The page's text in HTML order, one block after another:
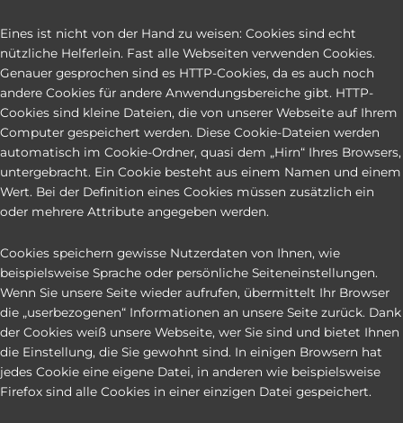
Eines ist nicht von der Hand zu weisen: Cookies sind echt
nützliche Helferlein. Fast alle Webseiten verwenden Cookies.
Genauer gesprochen sind es HTTP-Cookies, da es auch noch
andere Cookies für andere Anwendungsbereiche gibt. HTTP-
Cookies sind kleine Dateien, die von unserer Webseite auf Ihrem
Computer gespeichert werden. Diese Cookie-Dateien werden
automatisch im Cookie-Ordner, quasi dem „Hirn“ Ihres Browsers,
untergebracht. Ein Cookie besteht aus einem Namen und einem
Wert. Bei der Definition eines Cookies müssen zusätzlich ein
oder mehrere Attribute angegeben werden.
Cookies speichern gewisse Nutzerdaten von Ihnen, wie
beispielsweise Sprache oder persönliche Seiteneinstellungen.
Wenn Sie unsere Seite wieder aufrufen, übermittelt Ihr Browser
die „userbezogenen“ Informationen an unsere Seite zurück. Dank
der Cookies weiß unsere Webseite, wer Sie sind und bietet Ihnen
die Einstellung, die Sie gewohnt sind. In einigen Browsern hat
jedes Cookie eine eigene Datei, in anderen wie beispielsweise
Firefox sind alle Cookies in einer einzigen Datei gespeichert.